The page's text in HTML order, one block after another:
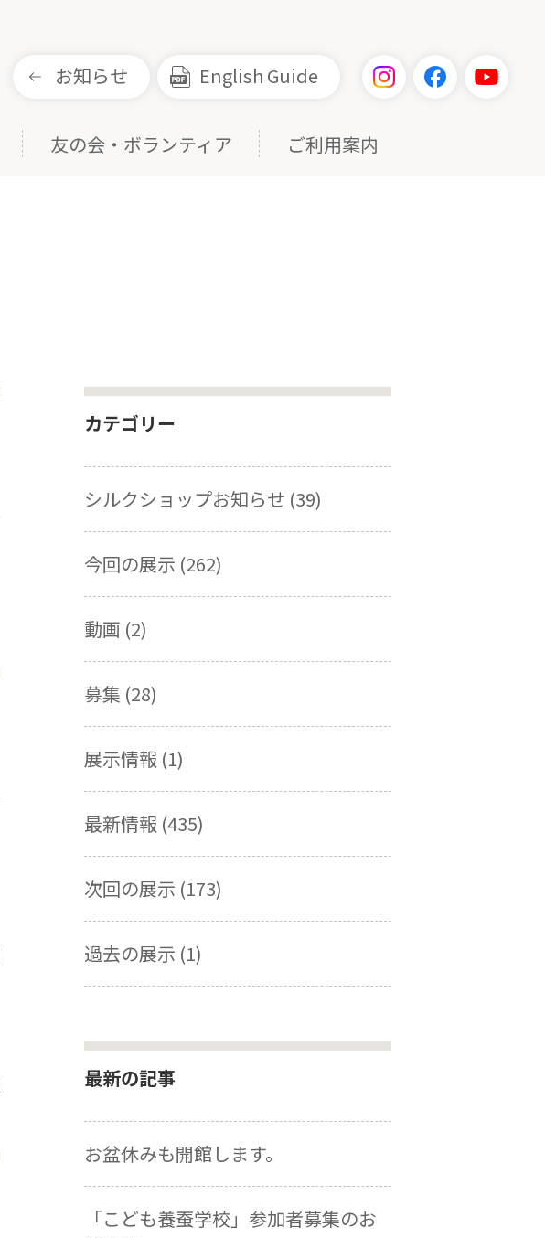
お知らせ English Guide
友の会・ボランティア ご利用案内
カテゴリー
シルクショップお知らせ (39)
今回の展示 (262)
動画 (2)
募集 (28)
展示情報 (1)
最新情報 (435)
次回の展示 (173)
過去の展示 (1)
最新の記事
お盆休みも開館します。
「こども養蚕学校」参加者募集のお